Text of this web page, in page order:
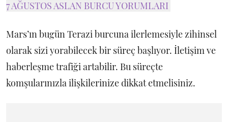
7 AĞUSTOS ASLAN BURCU YORUMLARI
Mars’ın bugün Terazi burcuna ilerlemesiyle zihinsel
olarak sizi yorabilecek bir süreç başlıyor. İletişim ve
haberleşme trafiği artabilir. Bu süreçte
komşularınızla ilişkilerinize dikkat etmelisiniz.